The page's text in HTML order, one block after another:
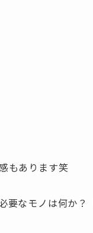
もあります笑
要なモノは何か？